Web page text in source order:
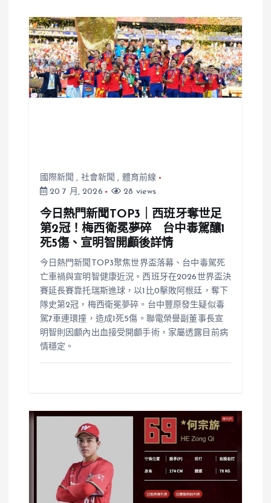
國際新聞 , 社會新聞 , 體育前線
20 7 月, 2026
28 views
今日熱門新聞TOP3｜西班牙奪世足
第2冠！梅西衛冕夢碎 台中毒駕釀1
死5傷、宣明智開顱後詳情
今日熱門新聞TOP3聚焦世界盃落幕、台中毒駕死
亡車禍與宣明智健康近況。西班牙在2026世界盃決
賽延長賽靠托瑞斯進球，以1比0擊敗阿根廷，奪下
隊史第2冠，梅西衛冕夢碎。台中豐原發生疑似毒
駕7車連環撞，造成1死5傷。聯電榮譽副董事長宣
明智則因顱內出血接受開顱手術，家屬透露目前病
情穩定。